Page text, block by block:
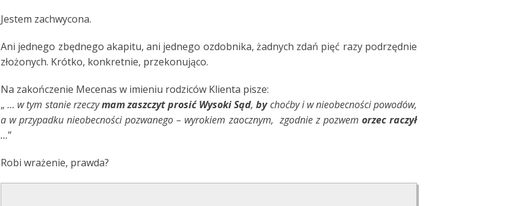
Jestem zachwycona.
Ani jednego zbędnego akapitu, ani jednego ozdobnika, żadnych zdań pięć razy podrzędnie
złożonych. Krótko, konkretnie, przekonująco.
Na zakończenie Mecenas w imieniu rodziców Klienta pisze:
„ … w tym stanie rzeczymam zaszczyt prosić Wysoki Sąd, bychoćby i w nieobecności powodów,
a w przypadku nieobecności pozwanego – wyrokiem zaocznym, zgodnie z pozwem orzec raczył
…”
Robi wrażenie, prawda?